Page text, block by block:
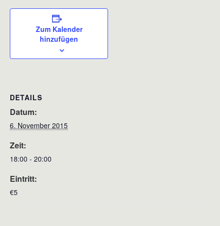
Zum Kalender
hinzufügen
DETAILS
Datum:
6. November 2015
Zeit:
18:00 - 20:00
Eintritt:
€5